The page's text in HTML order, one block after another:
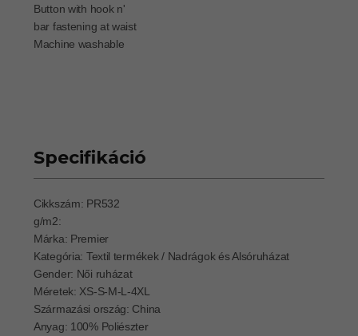
Button with hook n'
bar fastening at waist
Machine washable
Specifikáció
Cikkszám: PR532
g/m2:
Márka: Premier
Kategória: Textil termékek / Nadrágok és Alsóruházat
Gender: Női ruházat
Méretek: XS-S-M-L-4XL
Származási ország: China
Anyag: 100% Poliészter